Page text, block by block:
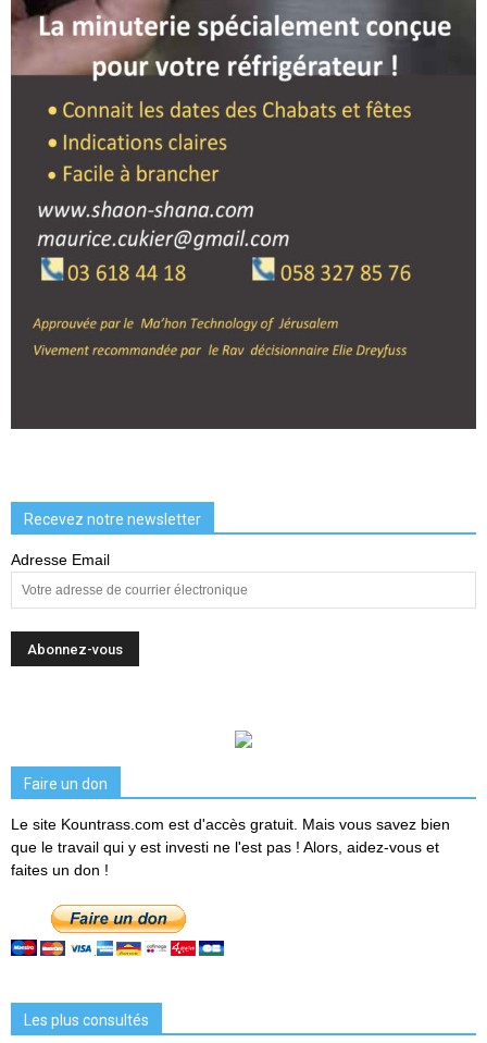
Recevez notre newsletter
Adresse Email
Faire un don
Le site Kountrass.com est d'accès gratuit. Mais vous savez bien
que le travail qui y est investi ne l'est pas ! Alors, aidez-vous et
faites un don !
Les plus consultés